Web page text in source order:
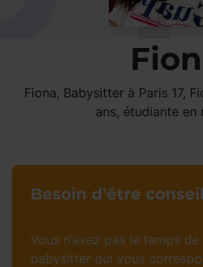
Fiona, Babysitter à Paris 17,
ans, étudiante en
Besoin d’être
Vous n’avez pas le temps
babysitter qui vous